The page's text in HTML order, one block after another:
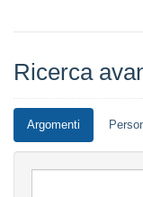
Ricerca
Argomenti